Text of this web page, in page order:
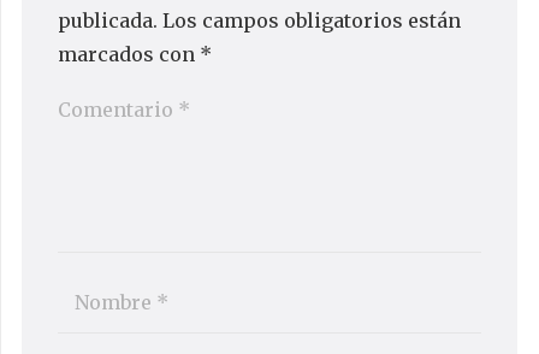
publicada. Los campos obligatorios están
marcados con *